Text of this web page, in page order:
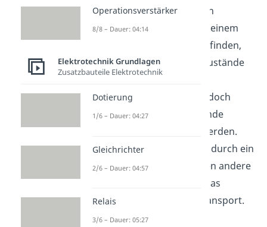
Leitfähigkeitkommt durch
Elektronen, welche sich in einem
delokalisierten Zustand befinden,
zustande. Das heißt ihre Zustände
sind nicht fest. Für den
Ladungstransport ist es jedoch
relevant, dass diese Zustände
teilweise eingenommen werden.
Wird eine Zustand ständig durch ein
Elektronausgefüllt, können andere
diesen nicht einnehmen. Das
verhindert den Ladungstransport.
Die Energien dieser
Operationsverstärker
8/8 – Dauer: 04:14
Elektrotechnik Grundlagen
Zusatzbauteile Elektrotechnik
Dotierung
1/6 – Dauer: 04:27
Gleichrichter
2/6 – Dauer: 04:57
Relais
3/6 – Dauer: 05:27